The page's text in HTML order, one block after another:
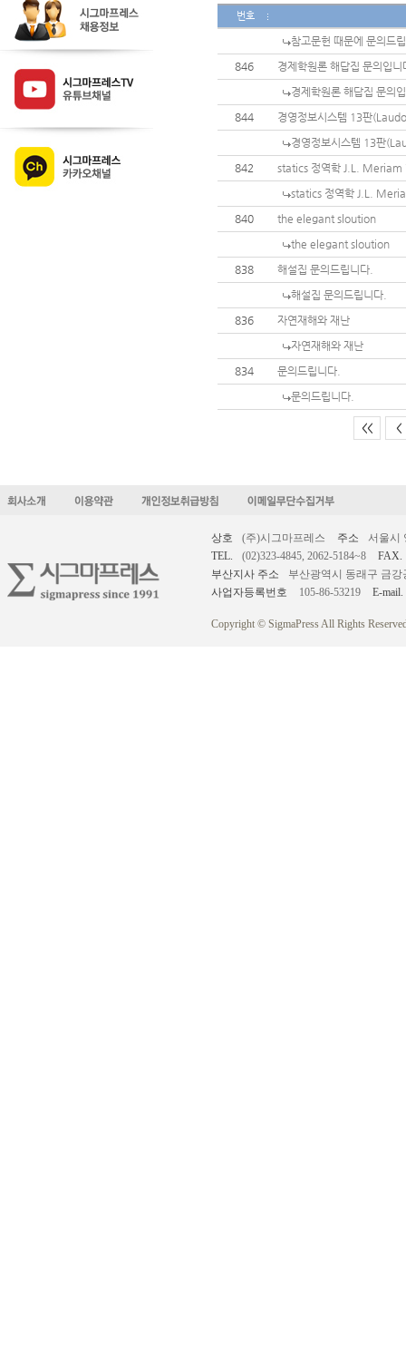
번호
참고문헌 때문에 문의드
846
경제학원론 해답집 문의입니
경제학원론 해답집 문의
844
경영정보시스템 13판
경영정보시스템 13판
842
statics 정역학 J.L. Meriam
statics 정역학 J.L.
840
the elegant sloution
the elegant sloution
838
해설집 문의드립니다.
해설집 문의드립니다.
836
자연재해와 재난
자연재해와 재난
834
문의드립니다.
문의드립니다.
<< <
상호 (주)시그마프레스 주소
서울시
TEL.
(02)323-4845, 2062-5184~8
FAX.
부산지사 주소
부산광역시 동래구 금강
사업자등록번호
105-86-53219 E-mail.
Copyright © SigmaPress All Rights